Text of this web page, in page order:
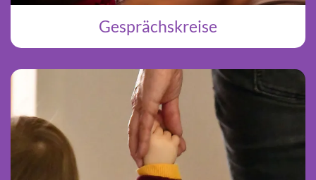
Gesprächskreise